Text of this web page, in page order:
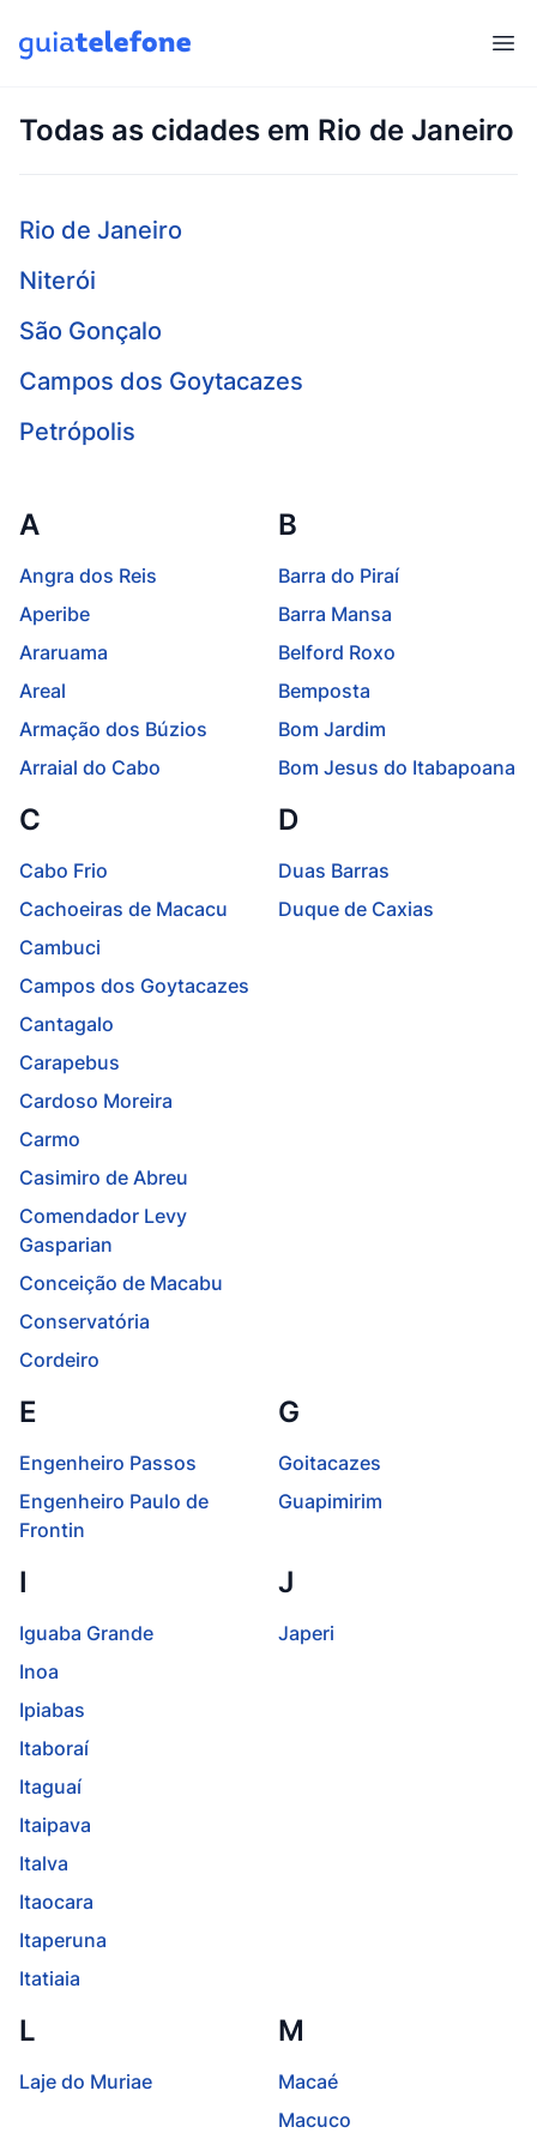
Todas as cidades em Rio de Janeiro
Rio de Janeiro
Niterói
São Gonçalo
Campos dos Goytacazes
Petrópolis
A
Angra dos Reis
Aperibe
Araruama
Areal
Armação dos Búzios
Arraial do Cabo
B
Barra do Piraí
Barra Mansa
Belford Roxo
Bemposta
Bom Jardim
Bom Jesus do Itabapoana
C
Cabo Frio
Cachoeiras de Macacu
Cambuci
Campos dos Goytacazes
Cantagalo
Carapebus
Cardoso Moreira
Carmo
Casimiro de Abreu
Comendador Levy
Gasparian
Conceição de Macabu
Conservatória
Cordeiro
D
Duas Barras
Duque de Caxias
E
Engenheiro Passos
Engenheiro Paulo de
Frontin
G
Goitacazes
Guapimirim
I
Iguaba Grande
Inoa
Ipiabas
Itaboraí
Itaguaí
Itaipava
Italva
Itaocara
Itaperuna
Itatiaia
J
Japeri
L
Laje do Muriae
M
Macaé
Macuco